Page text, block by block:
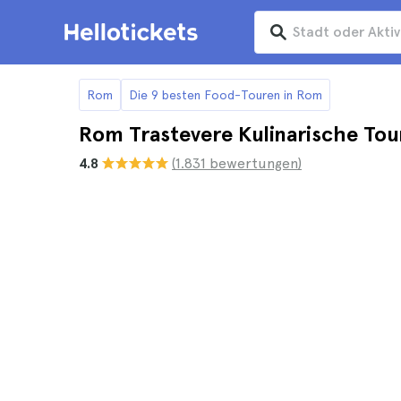
Rom Die 9 besten Food-Touren in Rom
Rom Trastevere Kulinarische
4.8 (1.831 bewertungen)